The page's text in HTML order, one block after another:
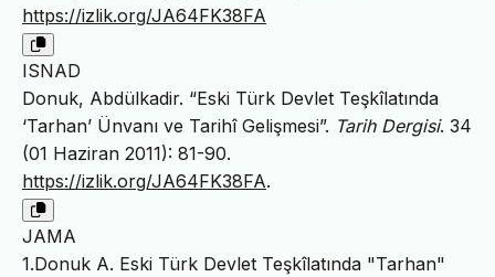
https://izlik.org/JA64FK38FA
ISNAD
Donuk, Abdülkadir. “Eski Türk Devlet Teşkîlatında
‘Tarhan’ Ünvanı ve Tarihî Gelişmesi”. Tarih Dergisi. 34
(01 Haziran 2011): 81-90.
https://izlik.org/JA64FK38FA.
JAMA
1.Donuk A. Eski Türk Devlet Teşkîlatında "Tarhan"